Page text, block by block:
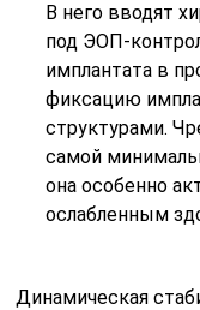
В него вводят
под ЭОП-
имплантата в
фиксацию
структурами.
самой
она особенно
ослабленным
Динамическая